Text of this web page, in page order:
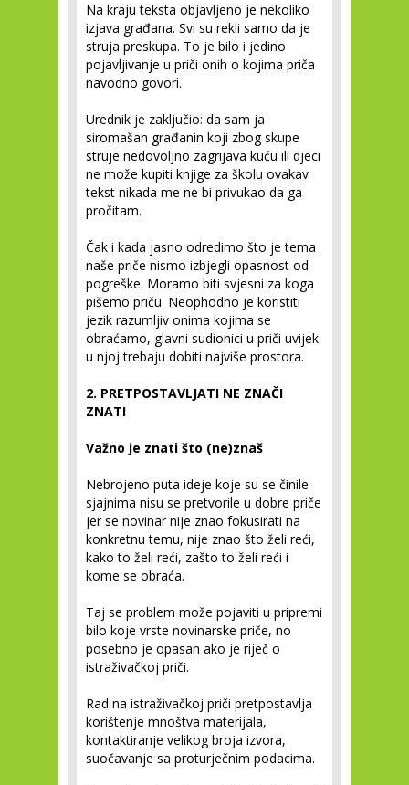
Na kraju teksta objavljeno je nekoliko
izjava građana. Svi su rekli samo da je
struja preskupa. To je bilo i jedino
pojavljivanje u priči onih o kojima priča
navodno govori.
Urednik je zaključio: da sam ja
siromašan građanin koji zbog skupe
struje nedovoljno zagrijava kuću ili djeci
ne može kupiti knjige za školu ovakav
tekst nikada me ne bi privukao da ga
pročitam.
Čak i kada jasno odredimo što je tema
naše priče nismo izbjegli opasnost od
pogreške. Moramo biti svjesni za koga
pišemo priču. Neophodno je koristiti
jezik razumljiv onima kojima se
obraćamo, glavni sudionici u priči uvijek
u njoj trebaju dobiti najviše prostora.
2. PRETPOSTAVLJATI NE ZNAČI
ZNATI
Važno je znati što (ne)znaš
Nebrojeno puta ideje koje su se činile
sjajnima nisu se pretvorile u dobre priče
jer se novinar nije znao fokusirati na
konkretnu temu, nije znao što želi reći,
kako to želi reći, zašto to želi reći i
kome se obraća.
Taj se problem može pojaviti u pripremi
bilo koje vrste novinarske priče, no
posebno je opasan ako je riječ o
istraživačkoj priči.
Rad na istraživačkoj priči pretpostavlja
korištenje mnoštva materijala,
kontaktiranje velikog broja izvora,
suočavanje sa proturječnim podacima.